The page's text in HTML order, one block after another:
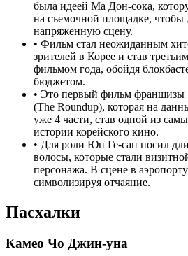
была идеей Ма Дон-сока,
на съемочной площадке, чтобы
напряженную сцену.
• Фильм стал неожиданным
зрителей в Корее и став
фильмом года, обойдя
бюджетом.
• Это первый фильм франшизы
(The Roundup), которая на
уже 4 части, став одной из
истории корейского кино.
• Для роли Юн Ге-сан носил
волосы, которые стали
персонажа. В сцене в
символизируя отчаяние.
Пасхалки
Камео Чо Джин-уна